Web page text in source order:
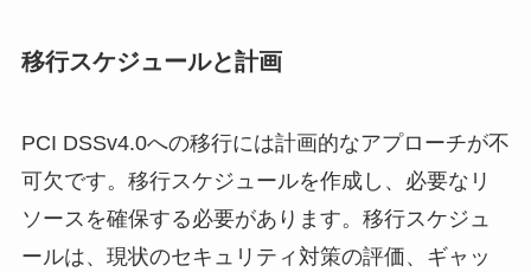
移行スケジュールと計画
PCI DSSv4.0への移行には計画的なアプローチが不
可欠です。移行スケジュールを作成し、必要なリ
ソースを確保する必要があります。移行スケジュ
ールは、現状のセキュリティ対策の評価、ギャッ